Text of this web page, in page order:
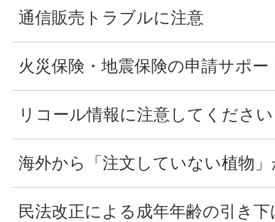
通信販売トラブルに注意
火災保険・地震保険の申請サポ
リコール情報に注意してください
海外から「注文していない植物
民法改正による成年年齢の引き